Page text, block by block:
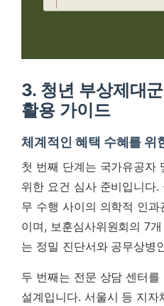
3. 청년 부상제대
활용 가이드
체계적인 혜택 수혜를 위
첫 번째 단계는 국가유공자
위한 요건 심사 준비입니다
무 수행 사이의 의학적 인
이며, 보훈심사위원회의 7
는 정밀 진단서와 공무상병
두 번째는 전문 상담 센터
설계입니다. 서울시 등 지